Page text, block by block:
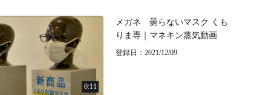
0:11
メガネ 曇らないマスク くも
りま専｜マネキン蒸気動画
登録日：2021/12/09